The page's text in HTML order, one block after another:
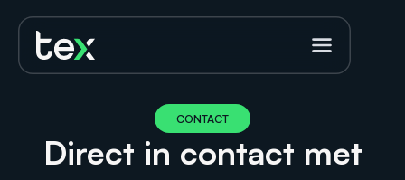
CONTACT
Direct in contact met